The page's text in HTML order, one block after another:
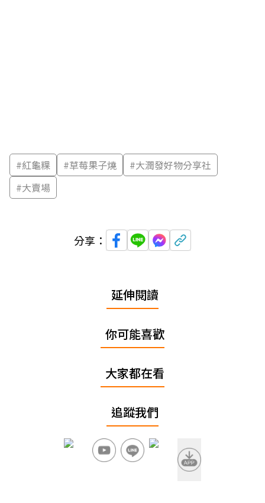
#紅龜粿 #草莓果子燒 #大潤發好物分享社
#大賣場
分享：
延伸閱讀
你可能喜歡
大家都在看
追蹤我們